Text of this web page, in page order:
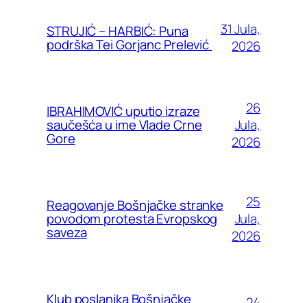
STRUJIĆ – HARBIĆ: Puna
podrška Tei Gorjanc Prelević
31 Jula,
2026
IBRAHIMOVIĆ uputio izraze
saučešća u ime Vlade Crne
Gore
26
Jula,
2026
Reagovanje Bošnjačke stranke
povodom protesta Evropskog
saveza
25
Jula,
2026
Klub poslanika Bošnjačke